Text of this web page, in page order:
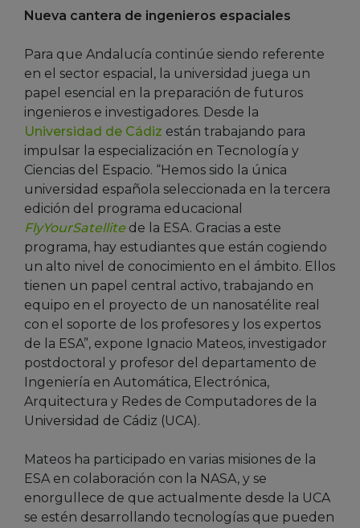
Nueva cantera de ingenieros espaciales
Para que Andalucía continúe siendo referente
en el sector espacial, la universidad juega un
papel esencial en la preparación de futuros
ingenieros e investigadores. Desde la
Universidad de Cádiz están trabajando para
impulsar la especialización en Tecnología y
Ciencias del Espacio. “Hemos sido la única
universidad española seleccionada en la tercera
edición del programa educacional
FlyYourSatellitede la ESA. Gracias a este
programa, hay estudiantes que están cogiendo
un alto nivel de conocimiento en el ámbito. Ellos
tienen un papel central activo, trabajando en
equipo en el proyecto de un nanosatélite real
con el soporte de los profesores y los expertos
de la ESA”, expone Ignacio Mateos, investigador
postdoctoral y profesor del departamento de
Ingeniería en Automática, Electrónica,
Arquitectura y Redes de Computadores de la
Universidad de Cádiz (UCA).
Mateos ha participado en varias misiones de la
ESA en colaboración con la NASA, y se
enorgullece de que actualmente desde la UCA
se estén desarrollando tecnologías que pueden